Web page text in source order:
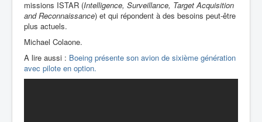
missions ISTAR (Intelligence, Surveillance, Target Acquisition
and Reconnaissance) et qui répondent à des besoins peut-être
plus actuels.
Michael Colaone.
A lire aussi : Boeing présente son avion de sixième génération
avec pilote en option.